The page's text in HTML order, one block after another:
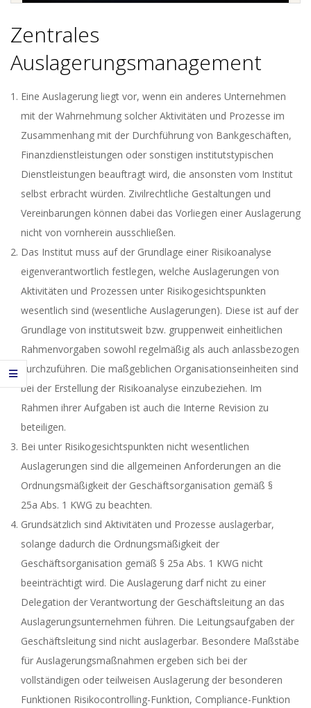
Zentrales
Auslagerungsmanagement
Eine Auslagerung liegt vor, wenn ein anderes Unternehmen
mit der Wahrnehmung solcher Aktivitäten und Prozesse im
Zusammenhang mit der Durchführung von Bankgeschäften,
Finanzdienstleistungen oder sonstigen institutstypischen
Dienstleistungen beauftragt wird, die ansonsten vom Institut
selbst erbracht würden. Zivilrechtliche Gestaltungen und
Vereinbarungen können dabei das Vorliegen einer Auslagerung
nicht von vornherein ausschließen.
Das Institut muss auf der Grundlage einer Risikoanalyse
eigenverantwortlich festlegen, welche Auslagerungen von
Aktivitäten und Prozessen unter Risikogesichtspunkten
wesentlich sind (wesentliche Auslagerungen). Diese ist auf der
Grundlage von institutsweit bzw. gruppenweit einheitlichen
Rahmenvorgaben sowohl regelmäßig als auch anlassbezogen
durchzuführen. Die maßgeblichen Organisationseinheiten sind
bei der Erstellung der Risikoanalyse einzubeziehen. Im
Rahmen ihrer Aufgaben ist auch die Interne Revision zu
beteiligen.
Bei unter Risikogesichtspunkten nicht wesentlichen
Auslagerungen sind die allgemeinen Anforderungen an die
Ordnungsmäßigkeit der Geschäftsorganisation gemäß §
25a Abs. 1 KWG zu beachten.
Grundsätzlich sind Aktivitäten und Prozesse auslagerbar,
solange dadurch die Ordnungsmäßigkeit der
Geschäftsorganisation gemäß § 25a Abs. 1 KWG nicht
beeinträchtigt wird. Die Auslagerung darf nicht zu einer
Delegation der Verantwortung der Geschäftsleitung an das
Auslagerungsunternehmen führen. Die Leitungsaufgaben der
Geschäftsleitung sind nicht auslagerbar. Besondere Maßstäbe
für Auslagerungsmaßnahmen ergeben sich bei der
vollständigen oder teilweisen Auslagerung der besonderen
Funktionen Risikocontrolling-Funktion, Compliance-Funktion